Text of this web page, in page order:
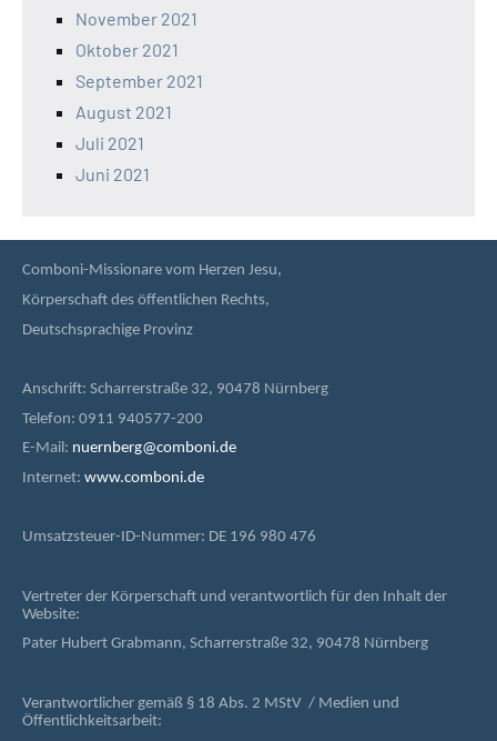
November 2021
Oktober 2021
September 2021
August 2021
Juli 2021
Juni 2021
Comboni-Missionare vom Herzen Jesu,
Körperschaft des öffentlichen Rechts,
Deutschsprachige Provinz
Anschrift: Scharrerstraße 32, 90478 Nürnberg
Telefon: 0911 940577-200
E-Mail: nuernberg@comboni.de
Internet: www.comboni.de
Umsatzsteuer-ID-Nummer: DE 196 980 476
Vertreter der Körperschaft und verantwortlich für den Inhalt der
Website:
Pater Hubert Grabmann, Scharrerstraße 32, 90478 Nürnberg
Verantwortlicher gemäß § 18 Abs. 2 MStV / Medien und
Öffentlichkeitsarbeit: